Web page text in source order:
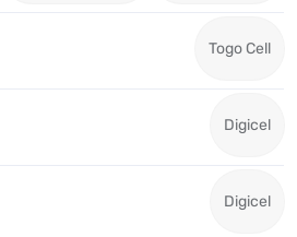
Togo Cell
Digicel
Digicel